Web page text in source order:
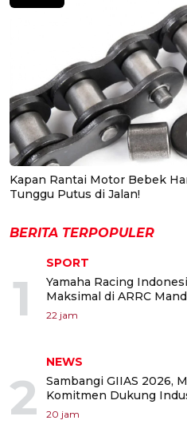
Kapan Rantai Motor Bebek
Tunggu Putus di Jalan!
BERITA TERPOPULER
1
SPORT
Yamaha Racing
Maksimal di ARRC
22 jam
2
NEWS
Sambangi GIIAS 2026,
Komitmen Dukung
20 jam